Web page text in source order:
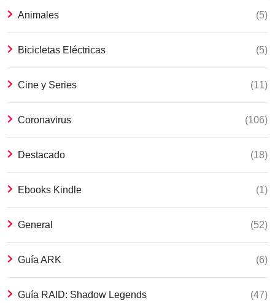
Animales (5)
Bicicletas Eléctricas (5)
Cine y Series (11)
Coronavirus (106)
Destacado (18)
Ebooks Kindle (1)
General (52)
Guía ARK (6)
Guía RAID: Shadow Legends (47)